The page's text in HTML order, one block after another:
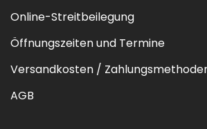
Online-Streitbeilegung
Öffnungszeiten und Termine
Versandkosten /
AGB